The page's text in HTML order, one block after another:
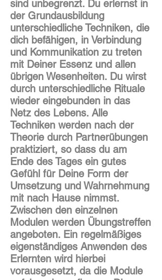
sind unbegrenzt. Du erlernst in
der Grundausbildung
unterschiedliche Techniken, die
dich befähigen, in Verbindung
und Kommunikation zu treten
mit Deiner Essenz und allen
übrigen Wesenheiten. Du wirst
durch unterschiedliche Rituale
wieder eingebunden in das
Netz des Lebens. Alle
Techniken werden nach der
Theorie durch Partnerübungen
praktiziert, so dass du am
Ende des Tages ein gutes
Gefühl für Deine Form der
Umsetzung und Wahrnehmung
mit nach Hause nimmst.
Zwischen den einzelnen
Modulen werden Übungstreffen
angeboten. Ein regelmäßiges
eigenständiges Anwenden des
Erlernten wird hierbei
vorausgesetzt, da die Module